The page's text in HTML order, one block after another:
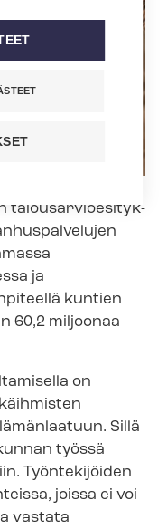
ta­lous­ar­vio­esi­tyk­
ja
kuntien
60,2 miljoonaa
on
Sillä
työssä
Työntekijöiden
joissa ei voi
vastata